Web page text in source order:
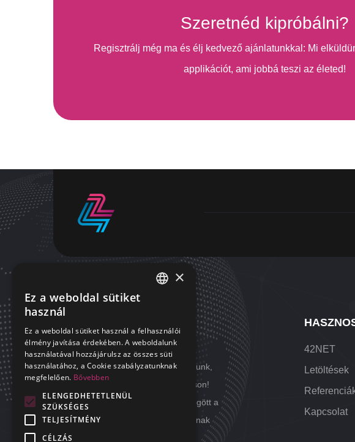
Szeretnéd kipróbálni?
Regisztrálj még ma és élj kedvező ajánlatunkkal: Mi
applikációt, ami jobbá teszi az életed!
A mindennapok kihívásait megoldjuk
helyetted! Mi minden nap úgy dolgozunk,
hogy a Te álmod nyugodt maradhasson!
Minden nap úgy hagyjuk magunk mögött a
feladatokat, hogy másnap ne okozzanak
fejtörést.
42NET
Letöltések
Kapcsolat
×
Ez a weboldal sütiket
használ
Ez a weboldal sütiket használ a felhasználói
élmény javítása érdekében. A weboldalunk
használatával hozzájárulsz az összes süti
használatához, a Cookie szabályzatunknak
megfelelően. Bővebben
ELENGEDHETETLENÜL
SZÜKSÉGES
TELJESÍTMÉNY
CÉLZÁS